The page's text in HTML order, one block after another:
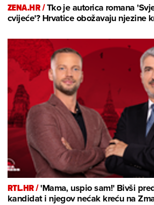
ZENA.HR /Tko je autorica romana
cvijeće'? Hrvatice obožavaju njezine
RTL.HR /'Mama, uspio sam!' Bivši
kandidat i njegov nećak kreću na